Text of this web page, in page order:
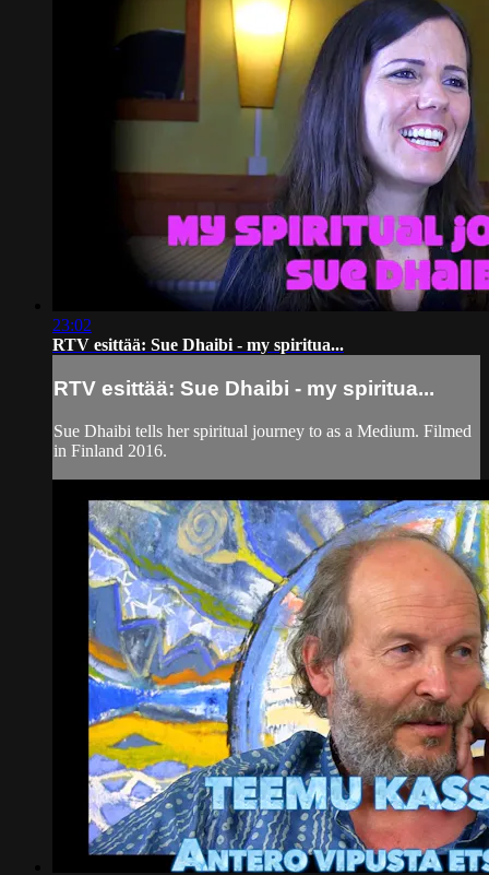
23:02
RTV esittää: Sue Dhaibi - my spiritua...
RTV esittää: Sue Dhaibi - my spiritua...
Sue Dhaibi tells her spiritual journey to as a Medium. Filmed
in Finland 2016.